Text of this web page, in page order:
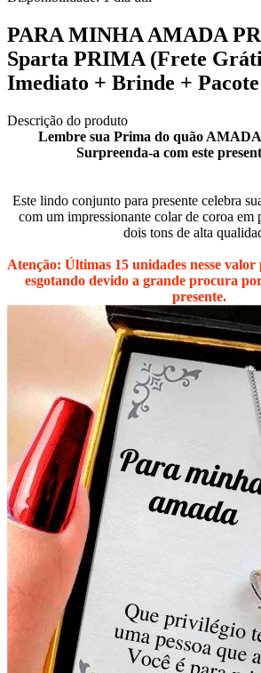
PARA MINHA AMADA
Sparta PRIMA (Frete
Imediato + Brinde +
Descrição do produto
Lembre sua Prima do quão
Surpreenda-a com este
Este lindo conjunto para presente celebra
com um impressionante colar de coroa em
dois tons de alta
Atenção: Últimas 15 unidades nesse
esgotando devido a grande procura
presente.